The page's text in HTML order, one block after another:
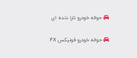
حواله خودرو تارا دنده ای
حواله خودرو فونیکس FX